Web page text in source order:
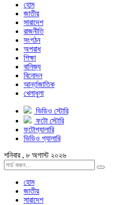
হোম
জাতীয়
সারাদেশ
রাজনীতি
সংগঠন
অপরাধ
শিক্ষা
বানিজ্য
বিনোদন
আর্ন্তজাতিক
খেলাধুলা
ভিডিও স্টোরি
ফটো স্টোরি
ফটোগ্যালারি
ভিডিও গ্যালারি
শনিবার , ৮ অগাস্ট ২০২৬
হোম
জাতীয়
সারাদেশ